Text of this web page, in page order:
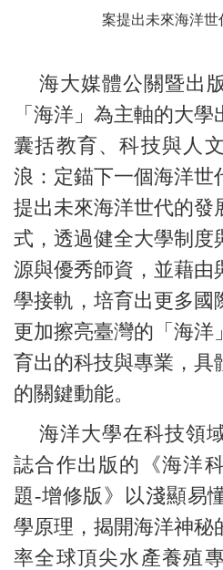
案提出未來海洋世
海大媒體公關暨出
「海洋」為主軸的大
囊括教育、科技與人
浪：定錨下一個海洋世
提出未來海洋世代的發
式，透過健全大學制度
源與優秀師資，並藉由
學接軌，培育出更多國
更加擦亮臺灣的「海洋
育出的科技與專業，具
的關鍵動能。
海洋大學在科技領
誌合作出版的《海洋
題-增修版》以淺顯易
學原理，揭開海洋神秘
率全球頂尖水產養殖